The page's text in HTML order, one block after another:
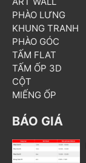
PHÀO LƯNG
KHUNG TRANH
PHÀO GÓC
TẤM FLAT
TẤM ỐP 3D
CỘT
MIẾNG ỐP
BÁO GIÁ